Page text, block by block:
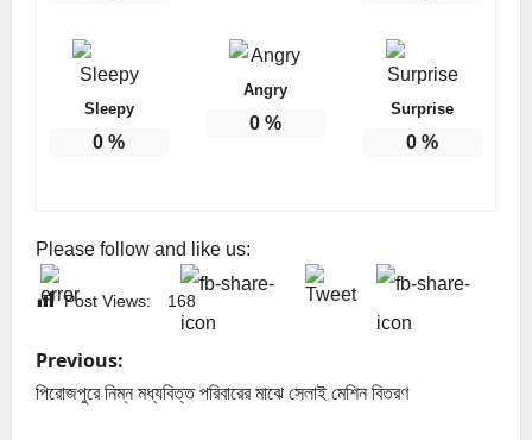
Sleepy
0 %
Angry
0 %
Surprise
0 %
Please follow and like us:
Post Views: 168
P
o
Previous:
পিরোজপুরে নিম্ন মধ্যবিত্ত পরিবারের মাঝে সেলাই মেশিন বিতরণ